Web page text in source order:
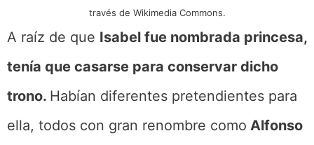
través de Wikimedia Commons.
A raíz de que Isabel fue nombrada princesa,
tenía que casarse para conservar dicho
trono. Habían diferentes pretendientes para
ella, todos con gran renombre como Alfonso